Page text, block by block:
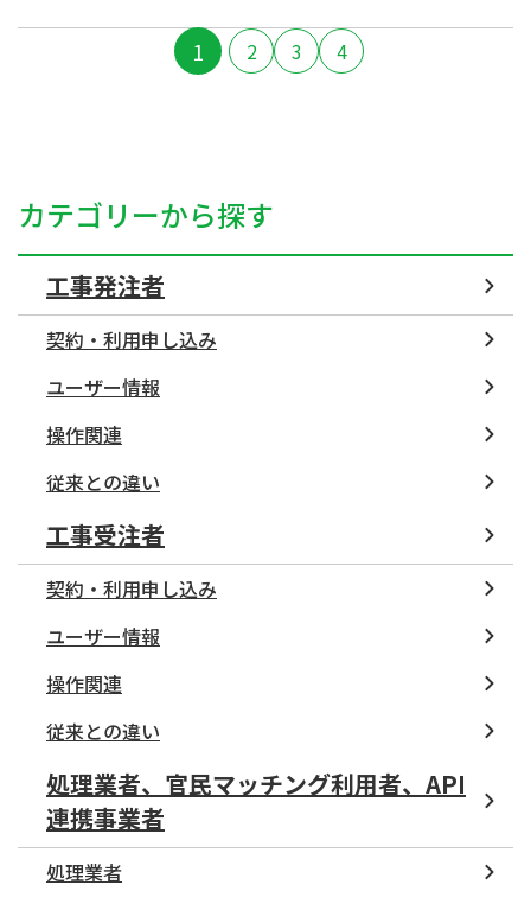
1 2 3 4
カテゴリーから探す
工事発注者
契約・利用申し込み
ユーザー情報
操作関連
従来との違い
工事受注者
契約・利用申し込み
ユーザー情報
操作関連
従来との違い
処理業者、官民マッチング利用者、API
連携事業者
処理業者